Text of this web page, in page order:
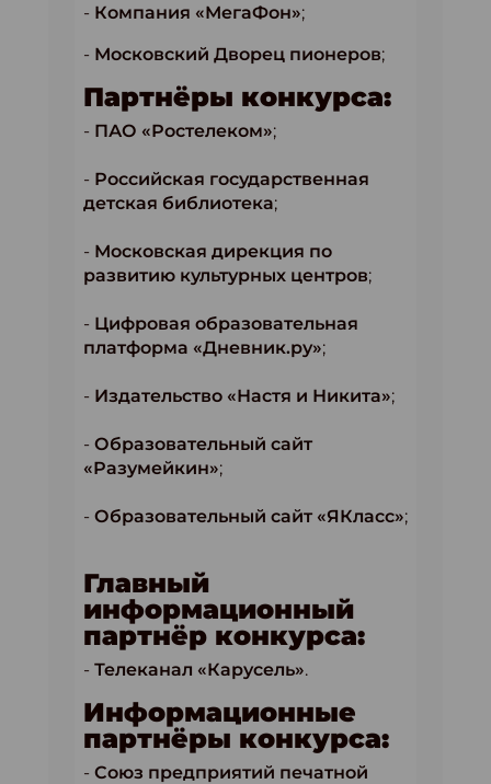
- Компания «МегаФон»;
- Московский Дворец пионеров;
Партнёры конкурса:
- ПАО «Ростелеком»;
- Российская государственная
детская библиотека;
- Московская дирекция по
развитию культурных центров;
- Цифровая образовательная
платформа «Дневник.ру»;
- Издательство «Настя и Никита»;
- Образовательный сайт
«Разумейкин»;
- Образовательный сайт «ЯКласс»;
Главный
информационный
партнёр конкурса:
- Телеканал «Карусель».
Информационные
партнёры конкурса:
- Союз предприятий печатной